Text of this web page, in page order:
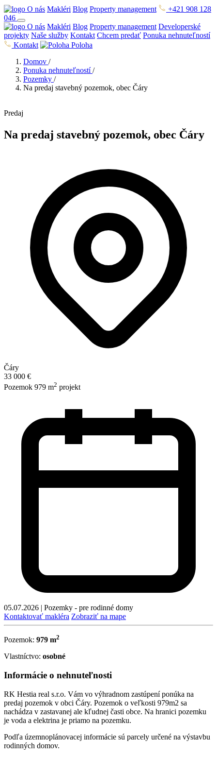
O nás Makléri Blog Property management
+421 908 128
046
O nás Makléri Blog Property management Developerské
projekty Naše služby Kontakt Chcem predať Ponuka nehnuteľností
Kontakt
Poloha
Domov /
Ponuka nehnuteľností /
Pozemky /
Na predaj stavebný pozemok, obec Čáry
Predaj
Na predaj stavebný pozemok, obec Čáry
Čáry
33 000 €
Pozemok 979 m2 projekt
05.07.2026 | Pozemky - pre rodinné domy
Kontaktovať makléra Zobraziť na mape
Pozemok: 979 m2
Vlastníctvo: osobné
Informácie o nehnuteľnosti
RK Hestia real s.r.o. Vám vo výhradnom zastúpení ponúka na
predaj pozemok v obci Čáry. Pozemok o veľkosti 979m2 sa
nachádza v zastavanej ale kľudnej časti obce. Na hranici pozemku
je voda a elektrina je priamo na pozemku.
Podľa územnoplánovacej informácie sú parcely určené na výstavbu
rodinných domov.